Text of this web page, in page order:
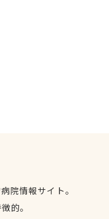
院情報サイト。
的。